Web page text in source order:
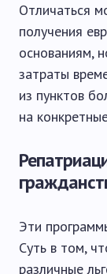
Отличаться
получения
основаниям,
затраты
из пунктов
на
Эти
Суть в том,
различные